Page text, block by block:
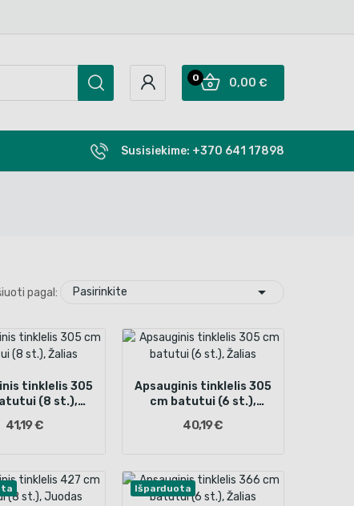
0,00 €
0
Susisiekime: +370 641 17898
pagal: Pasirinkite 
tinklelis 305
(8 st.),
41,19 €
Apsauginis tinklelis 305
cm batutui (6 st.),
40,19 €
Išparduota